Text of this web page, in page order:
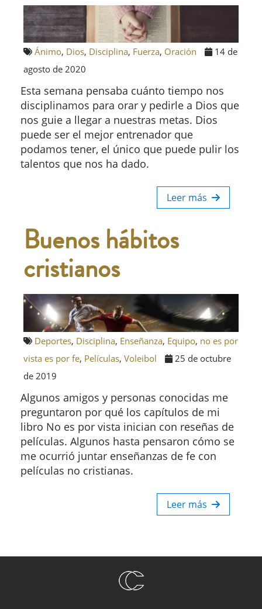
Ánimo, Dios, Disciplina, Fuerza, Oración
14 de
agosto de 2020
Esta semana pensaba cuánto tiempo nos
disciplinamos para orar y pedirle a Dios que
nos guie a llegar a nuestras metas. Dios
puede ser el mejor entrenador que
podamos tener, el único que puede pulir los
talentos que nos ha dado.
Leer más
Buenos hábitos
cristianos
Deportes, Disciplina, Enseñanza, Equipo, no es por
vista es por fe, Películas, Voleibol
25 de octubre
de 2019
Algunos amigos y personas conocidas me
preguntaron por qué los capítulos de mi
libro No es por vista inician con reseñas de
películas. Algunos hasta pensaron cómo se
me ocurrió juntar enseñanzas de fe con
películas no cristianas.
Leer más